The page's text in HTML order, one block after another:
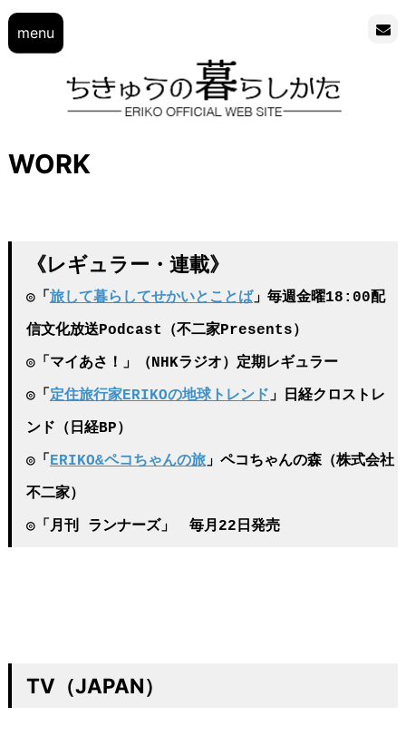
menu
WORK
《レギュラー・連載》
◎「 旅して暮らしてせかいとことば」毎週金曜18:00配
信文化放送Podcast（不二家Presents）
◎「マイあさ！」（NHKラジオ）定期レギュラー
◎「 定住旅行家ERIKOの地球トレンド」日経クロストレ
ンド（日経BP）
◎「 ERIKO&ペコちゃんの旅」ペコちゃんの森（株式会社
不二家）
◎「月刊 ランナーズ」 毎月22日発売
TV（JAPAN）